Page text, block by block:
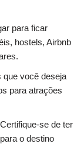
para ficar
hostels, Airbnb
que você deseja
para atrações
se de ter
o destino